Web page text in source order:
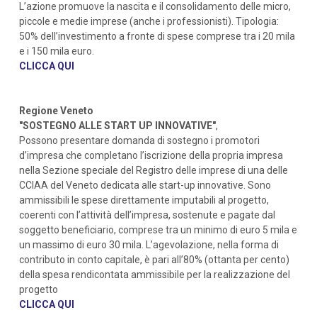
L’azione promuove la nascita e il consolidamento delle micro,
piccole e medie imprese (anche i professionisti). Tipologia:
50% dell’investimento a fronte di spese comprese tra i 20 mila
e i 150 mila euro.
CLICCA QUI
Regione Veneto
"SOSTEGNO ALLE START UP INNOVATIVE",
Possono presentare domanda di sostegno i promotori
d’impresa che completano l’iscrizione della propria impresa
nella Sezione speciale del Registro delle imprese di una delle
CCIAA del Veneto dedicata alle start-up innovative. Sono
ammissibili le spese direttamente imputabili al progetto,
coerenti con l’attività dell’impresa, sostenute e pagate dal
soggetto beneficiario, comprese tra un minimo di euro 5 mila e
un massimo di euro 30 mila. L’agevolazione, nella forma di
contributo in conto capitale, è pari all’80% (ottanta per cento)
della spesa rendicontata ammissibile per la realizzazione del
progetto
CLICCA QUI